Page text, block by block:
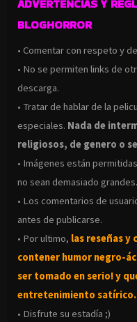
ADVERTENCIAS Y
BLOGHORROR
• Comentar con respeto y
• No se permiten links de
descarga.
• Tratar de hablar de la
especiales. Nada de
religiosos, de genero o
• Imágenes están
no sean demasiado grandes.
• Los comentarios de
antes de publicarse.
• Por ultimo, las reseñas y
contener humor negro-
ser tomado en serio! y
entretenimiento satírico.
• Disfrute su estadía ;)